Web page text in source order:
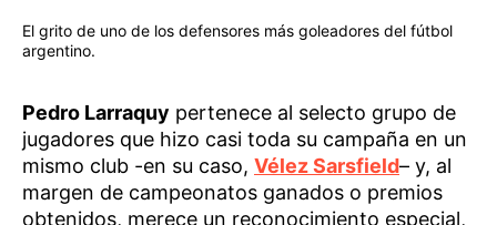
El grito de uno de los defensores más goleadores del fútbol
argentino.
Pedro Larraquy pertenece al selecto grupo de
jugadores que hizo casi toda su campaña en un
mismo club -en su caso, Vélez Sarsfield– y, al
margen de campeonatos ganados o premios
obtenidos, merece un reconocimiento especial,